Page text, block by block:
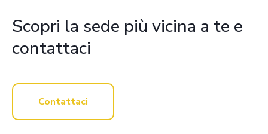
Scopri la sede più vicina a te e
contattaci
Contattaci